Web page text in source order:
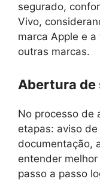
segurado,
Vivo,
marca Apple e
outras marcas.
Abertura de
No processo de
etapas: aviso
documentação,
entender
passo a passo